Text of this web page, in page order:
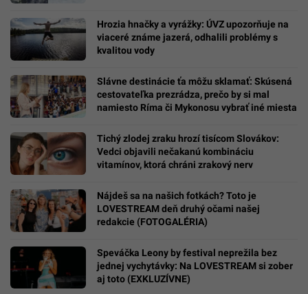
Hrozia hnačky a vyrážky: ÚVZ upozorňuje na
viaceré známe jazerá, odhalili problémy s
kvalitou vody
Slávne destinácie ťa môžu sklamať: Skúsená
cestovateľka prezrádza, prečo by si mal
namiesto Ríma či Mykonosu vybrať iné miesta
Tichý zlodej zraku hrozí tisícom Slovákov:
Vedci objavili nečakanú kombináciu
vitamínov, ktorá chráni zrakový nerv
Nájdeš sa na našich fotkách? Toto je
LOVESTREAM deň druhý očami našej
redakcie (FOTOGALÉRIA)
Speváčka Leony by festival neprežila bez
jednej vychytávky: Na LOVESTREAM si zober
aj toto (EXKLUZÍVNE)